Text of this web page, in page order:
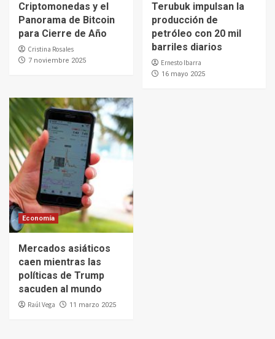
Criptomonedas y el
Panorama de Bitcoin
para Cierre de Año
Cristina Rosales
7 noviembre 2025
Terubuk impulsan la
producción de
petróleo con 20 mil
barriles diarios
Ernesto Ibarra
16 mayo 2025
Economía
Mercados asiáticos
caen mientras las
políticas de Trump
sacuden al mundo
Raúl Vega 11 marzo 2025